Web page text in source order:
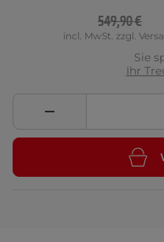
549,90 €
incl. MwSt. zzgl.
Sie
Ihr